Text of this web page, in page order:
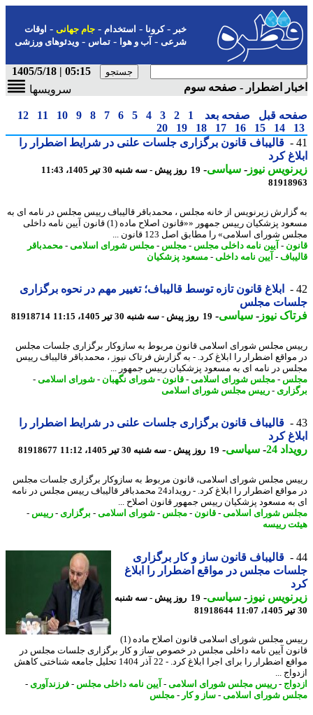
-کرونا-استخدام- جام جهانی-اوقات
شرعی-آب و هوا-تماس-ویدئوهای ورزشی
05:15 | 1405/5/18
اضطرار - صفحه سوم
سرویسها
قبل صفحه بعد 1
2
3
4
5
6
7
8
9
10
11
12
14
15
16
17
18
19
20
قالیباف قانون برگزاری جلسات علنی در شرایط اضطرار را
کرد
نیوز-سیاسی-19 روز پیش - سه شنبه 30 تیر 1405، 11:43
زیرنویس از خانه مجلس ، محمدباقر قالیباف رییس مجلس در نامه ای به
مسعود پزشکیان رییس جمهور ««قانون اصلاح ماده (1) قانون آیین نامه داخلی
شورای اسلامی» را مطابق اصل 123 قانون ...
-آیین نامه داخلی مجلس-مجلس-مجلس شورای اسلامی-محمدباقر
-آیین نامه داخلی -مسعود پزشکیان
ابلاغ قانون تازه توسط قالیباف؛ تغییر مهم در نحوه برگزاری
مجلس
نیوز-سیاسی-19 روز پیش - سه شنبه 30 تیر 1405، 11:15 81918714
مجلس شورای اسلامی قانون مربوط به سازوکار برگزاری جلسات مجلس
اضطرار را ابلاغ کرد. - به گزارش فرتاک نیوز ، محمدباقر قالیباف رییس
در نامه ای به مسعود پزشکیان رییس جمهور ...
-مجلس شورای اسلامی-قانون-شورای نگهبان-شورای اسلامی-
- رییس مجلس شورای اسلامی
قالیباف قانون برگزاری جلسات علنی در شرایط اضطرار را
کرد
24
-سیاسی-19 روز پیش - سه شنبه 30 تیر 1405، 11:12 81918677
مجلس شورای اسلامی، قانون مربوط به سازوکار برگزاری جلسات مجلس
در مواقع اضطرار را ابلاغ کرد. - رویداد24 محمدباقر قالیباف رییس مجلس در نامه
مسعود پزشکیان رییس جمهور قانون اصلاح ...
شورای اسلامی-قانون-مجلس-شورای اسلامی-برگزاری - رییس -
رییسه
قالیباف قانون ساز و کار برگزاری
مجلس در مواقع اضطرار را ابلاغ
نیوز-سیاسی-
19 روز پیش - سه شنبه
81918644
رییس مجلس شورای اسلامی قانون اصلاح ماده (1)
آیین نامه داخلی مجلس در خصوص ساز و کار برگزاری جلسات مجلس در
مواقع اضطرار را برای اجرا ابلاغ کرد. - 22 آذر 1404 تحلیل جامعه شناختی کاهش
...
-رییس مجلس شورای اسلامی-آیین نامه داخلی مجلس-فرزندآوری -
شورای اسلامی-ساز و کار-مجلس